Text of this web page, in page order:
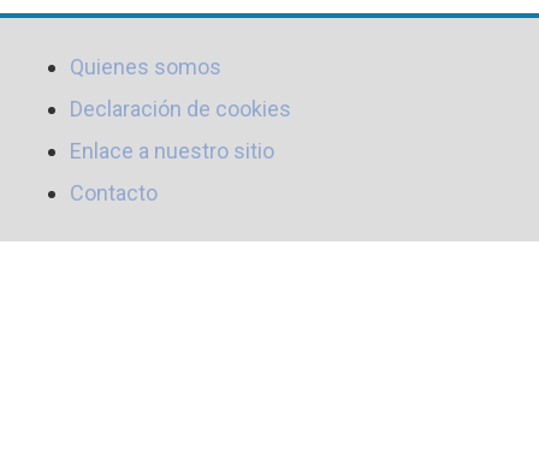
Quienes somos
Declaración de cookies
Enlace a nuestro sitio
Contacto